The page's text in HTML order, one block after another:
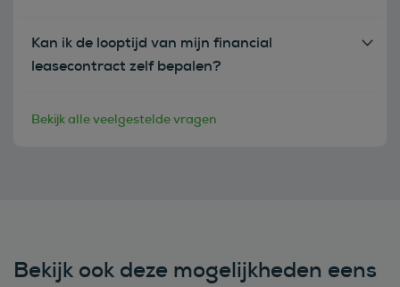
Kan ik de looptijd van mijn financial
leasecontract zelf bepalen?
Bekijk alle veelgestelde vragen
Bekijk ook deze mogelijkheden eens